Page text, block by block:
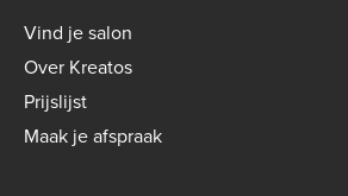
Footer
menu
-
B2C
Vind je salon
Over Kreatos
Prijslijst
Maak je afspraak